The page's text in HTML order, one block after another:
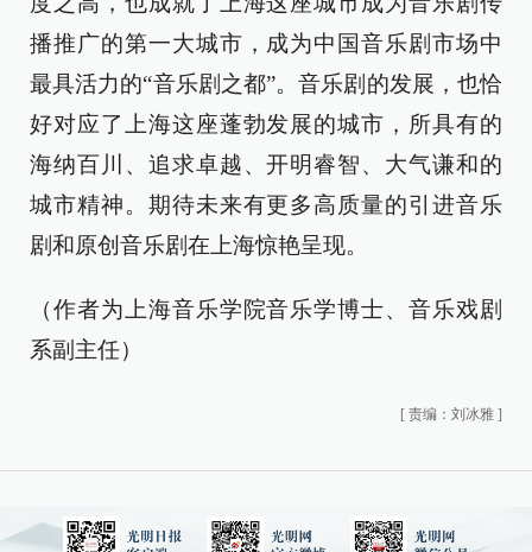
播推广的第一大城市，成为中国音乐剧市场中
最具活力的“音乐剧之都”。音乐剧的发展，也恰
好对应了上海这座蓬勃发展的城市，所具有的
海纳百川、追求卓越、开明睿智、大气谦和的
城市精神。期待未来有更多高质量的引进音乐
剧和原创音乐剧在上海惊艳呈现。
（作者为上海音乐学院音乐学博士、音乐戏剧
系副主任）
[ 责编：刘冰雅 ]